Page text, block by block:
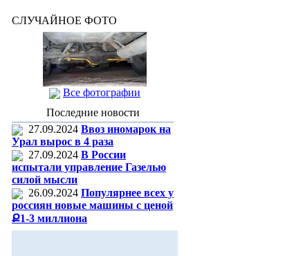
СЛУЧАЙНОЕ ФОТО
Все фотографии
Последние новости
27.09.2024 Ввоз иномарок на
Урал вырос в 4 раза
27.09.2024 В России
испытали управление Газелью
силой мысли
26.09.2024 Популярнее всех у
россиян новые машины с ценой
Ք1-3 миллиона